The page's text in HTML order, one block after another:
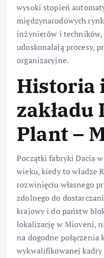
wysoki stopień
międzynarodowych
inżynierów i
udoskonalają procesy,
organizacyjne.
Historia
zakładu
Plant –
Początki fabryki Dacia
wieku, kiedy to władze
rozwinięciu własnego
zdolnego do
krajowy i do państw
lokalizację w Mioveni,
na dogodne
wykwalifikowanej